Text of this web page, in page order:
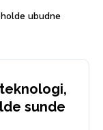
ubudne
sunde